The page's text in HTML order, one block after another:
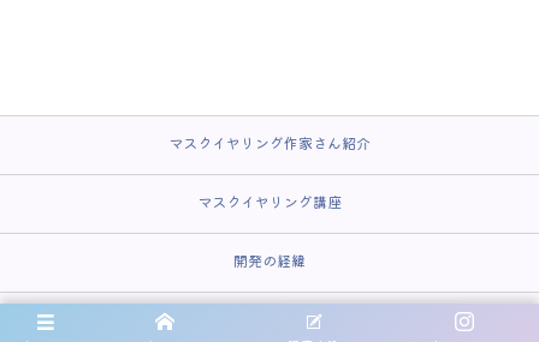
マスクイヤリング作家さん紹介
マスクイヤリング講座
開発の経緯
受講者さんのお声